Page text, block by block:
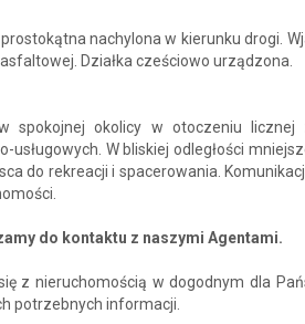
nachylona w kierunku drogi.
Działka cześciowo urządzona.
spokojnej okolicy w otoczeniu licznej
W bliskiej odległości
do rekreacji i spacerowania.
do kontaktu z naszymi Agentami.
z nieruchomością w dogodnym dla
potrzebnych informacji.